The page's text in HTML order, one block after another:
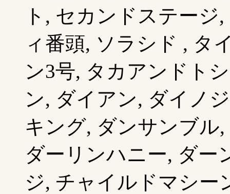
ト, セカンドステー
ィ番頭, ソラシド , タ
ン3号, タカアンドト
ン, ダイアン, ダイノ
キング, ダンサンブル
ダーリンハニー, ダー
ジ, チャイルドマシー